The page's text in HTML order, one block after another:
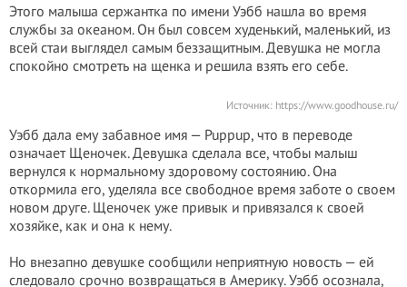
Этого малыша сержантка по имени Уэбб нашла во время
службы за океаном. Он был совсем худенький, маленький, из
всей стаи выглядел самым беззащитным. Девушка не могла
спокойно смотреть на щенка и решила взять его себе.
Источник: https://www.goodhouse.ru/
Уэбб дала ему забавное имя — Puppup, что в переводе
означает Щеночек. Девушка сделала все, чтобы малыш
вернулся к нормальному здоровому состоянию. Она
откормила его, уделяла все свободное время заботе о своем
новом друге. Щеночек уже привык и привязался к своей
хозяйке, как и она к нему.
Но внезапно девушке сообщили неприятную новость — ей
следовало срочно возвращаться в Америку. Уэбб осознала,